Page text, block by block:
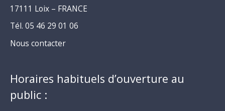
17111 Loix – FRANCE
Tél. 05 46 29 01 06
Nous contacter
Horaires habituels d’ouverture au
public :